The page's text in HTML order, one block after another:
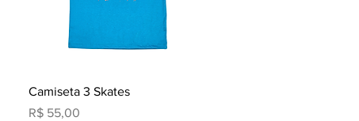
Visualização rápida
Camiseta 3 Skates
Preço
R$ 55,00